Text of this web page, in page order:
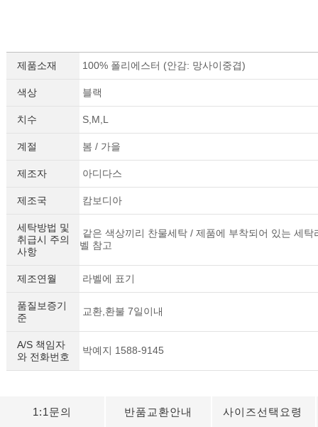
제품소재 100% 폴리에스터 (안감: 망사이중겹)
색상 블랙
치수 S,M,L
계절 봄 / 가을
제조자 아디다스
제조국 캄보디아
세탁방법 및
취급시 주의
사항
같은 색상끼리 찬물세탁 / 제품에 부착되어 있는 세탁
벨 참고
제조연월 라벨에 표기
품질보증기
준
교환,환불 7일이내
A/S 책임자
와 전화번호
박예지 1588-9145
1:1문의 반품교환안내 사이즈선택요령